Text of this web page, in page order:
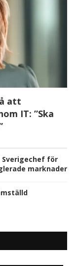
att
IT: ”Ska
Sverigechef för
marknader